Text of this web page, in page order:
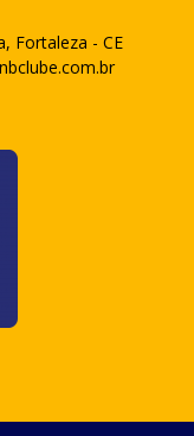
Fortaleza - CE